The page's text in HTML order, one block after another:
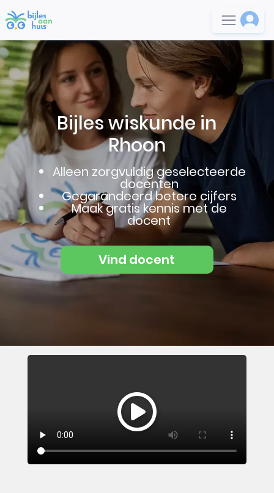
Bijles wiskunde in
Rhoon
Alleen zorgvuldig geselecteerde
docenten
Gegarandeerd betere cijfers
Maak gratis kennis met de
docent
Vind docent